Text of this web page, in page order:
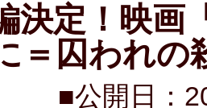
決定！映画
＝囚われの
■公開日：